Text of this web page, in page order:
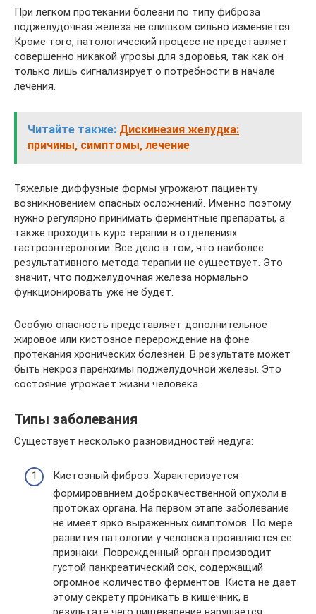
При легком протекании болезни по типу фиброза
поджелудочная железа не слишком сильно изменяется.
Кроме того, патологический процесс не представляет
совершенно никакой угрозы для здоровья, так как он
только лишь сигнализирует о потребности в начале
лечения.
Читайте также: Дискинезия желудка:
причины, симптомы, лечение
Тяжелые диффузные формы угрожают пациенту
возникновением опасных осложнений. Именно поэтому
нужно регулярно принимать ферментные препараты, а
также проходить курс терапии в отделениях
гастроэнтерологии. Все дело в том, что наиболее
результативного метода терапии не существует. Это
значит, что поджелудочная железа нормально
функционировать уже не будет.
Особую опасность представляет дополнительное
жировое или кистозное перерождение на фоне
протекания хронических болезней. В результате может
быть некроз паренхимы поджелудочной железы. Это
состояние угрожает жизни человека.
Типы заболевания
Существует несколько разновидностей недуга:
Кистозный фиброз. Характеризуется
формированием доброкачественной опухоли в
протоках органа. На первом этапе заболевание
не имеет ярко выраженных симптомов. По мере
развития патологии у человека проявляются ее
признаки. Поврежденный орган производит
густой панкреатический сок, содержащий
огромное количество ферментов. Киста не дает
этому секрету проникать в кишечник, в